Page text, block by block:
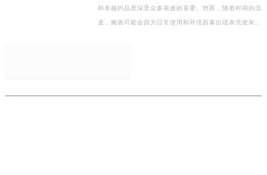
和卓越的品质深受众多表迷的喜爱。然而，随着时间的流
逝，腕表可能会因为日常使用和环境因素出现表壳发灰、